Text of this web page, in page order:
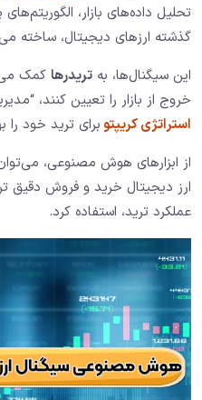
تحلیل داده‌های بازار،
گذشته ارزهای دیجیتال، ساخته
این سیگنال‌ها، به تریدرها کمک
خروج از بازار را تعیین کنند،
استراتژی‌ کریپتوبرای ترید خود را
از ابزارهای هوش مصنوعی،
ارز دیجیتال خرید و فروش دقیق‌
عملکرد ترید، استفاده کرد.